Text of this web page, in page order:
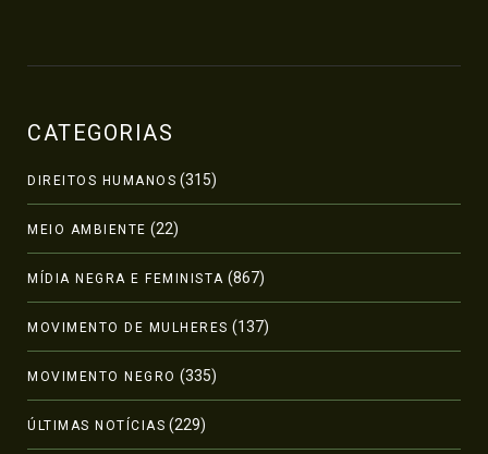
CATEGORIAS
DIREITOS HUMANOS (315)
MEIO AMBIENTE (22)
MÍDIA NEGRA E FEMINISTA (867)
MOVIMENTO DE MULHERES (137)
MOVIMENTO NEGRO (335)
ÚLTIMAS NOTÍCIAS (229)